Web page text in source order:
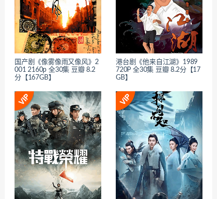
国产剧《像雾像雨又像风》2
001 2160p 全30集 豆瓣 8.2
分【167GB】
港台剧《他来自江湖》1989
720P 全30集 豆瓣 8.2分【17
GB】